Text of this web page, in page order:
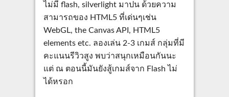
ไม่มี flash, silverlight มาปน ด้วยความ
สามารถของ HTML5 ที่เด่นๆเช่น
WebGL, the Canvas API, HTML5
elements etc. ลองเล่น 2-3 เกมส์ กลุ่มที่มี
คะแนนรีวิวสูง พบว่าสนุกเหมือนกันนะ
แต่ ณ ตอนนี้มันยังสู้เกมส์จาก Flash ไม่
ได้หรอก